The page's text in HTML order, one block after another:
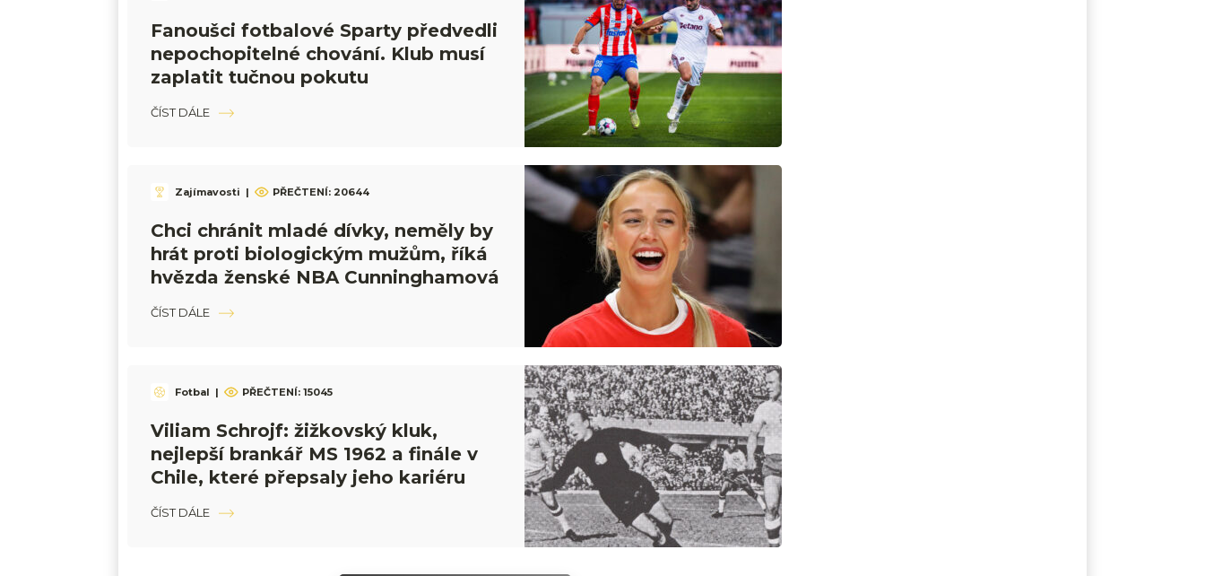
Fanoušci fotbalové Sparty předvedli
nepochopitelné chování. Klub musí
zaplatit tučnou pokutu
ČÍST DÁLE
Zajímavosti | PŘEČTENÍ: 20644
Chci chránit mladé dívky, neměly by
hrát proti biologickým mužům, říká
hvězda ženské NBA Cunninghamová
ČÍST DÁLE
Fotbal | PŘEČTENÍ: 15045
Viliam Schrojf: žižkovský kluk,
nejlepší brankář MS 1962 a finále v
Chile, které přepsaly jeho kariéru
ČÍST DÁLE